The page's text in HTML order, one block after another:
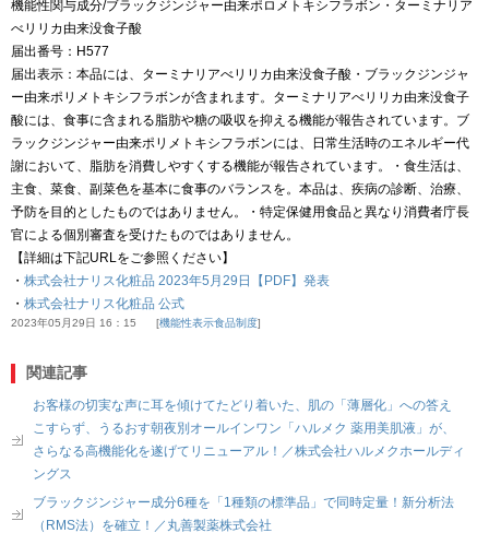
機能性関与成分/ブラックジンジャー由来ポロメトキシフラボン・ターミナリア
べリリカ由来没食子酸
届出番号：H577
届出表示：本品には、ターミナリアべリリカ由来没食子酸・ブラックジンジャ
ー由来ポリメトキシフラボンが含まれます。ターミナリアべリリカ由来没食子
酸には、食事に含まれる脂肪や糖の吸収を抑える機能が報告されています。ブ
ラックジンジャー由来ポリメトキシフラボンには、日常生活時のエネルギー代
謝において、脂肪を消費しやすくする機能が報告されています。・食生活は、
主食、菜食、副菜色を基本に食事のバランスを。本品は、疾病の診断、治療、
予防を目的としたものではありません。・特定保健用食品と異なり消費者庁長
官による個別審査を受けたものではありません。
【詳細は下記URLをご参照ください】
・ 株式会社ナリス化粧品 2023年5月29日【PDF】発表
・ 株式会社ナリス化粧品 公式
2023年05月29日 16：15 機能性表示食品制度
関連記事
お客様の切実な声に耳を傾けてたどり着いた、肌の「薄層化」への答え
こすらず、うるおす朝夜別オールインワン「ハルメク 薬用美肌液」が、
さらなる高機能化を遂げてリニューアル！／株式会社ハルメクホールディ
ングス
ブラックジンジャー成分6種を「1種類の標準品」で同時定量！新分析法
（RMS法）を確立！／丸善製薬株式会社